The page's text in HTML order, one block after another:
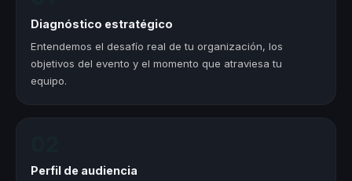
Diagnóstico estratégico
Entendemos el desafío real de tu organización, los
objetivos del evento y el momento que atraviesa tu
equipo.
Perfil de audiencia